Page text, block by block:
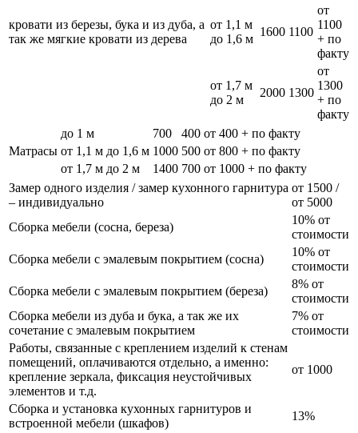
кровати из березы, бука и из дуба, а
так же мягкие кровати из дерева
от 1,1 м
до 1,6 м
1600 1100
от
1100
+ по
факту
от 1,7 м
до 2 м
2000 1300
от
1300
+ по
факту
Матрасы
до 1 м 700 400 от 400 + по факту
от 1,1 м до 1,6 м 1000 500 от 800 + по факту
от 1,7 м до 2 м
1400 700 от 1000 + по факту
Замер одного изделия / замер кухонного гарнитура
– индивидуально
от 1500 /
от 5000
Сборка мебели (сосна, береза)
10% от
стоимости
Сборка мебели с эмалевым покрытием (сосна)
10% от
стоимости
Сборка мебели с эмалевым покрытием (береза)
8% от
стоимости
Сборка мебели из дуба и бука, а так же их
сочетание с эмалевым покрытием
7% от
стоимости
Работы, связанные с креплением изделий к стенам
помещений, оплачиваются отдельно, а именно:
крепление зеркала, фиксация неустойчивых
элементов и т.д.
от 1000
Сборка и установка кухонных гарнитуров и
встроенной мебели (шкафов)
13%